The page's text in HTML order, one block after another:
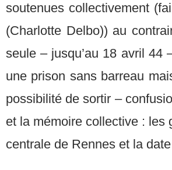
soutenues collectivement
(Charlotte Delbo)) au
seule – jusqu’au 18 avril 44
une prison sans barreau
possibilité de sortir –
et la mémoire collective : les
centrale de Rennes et la